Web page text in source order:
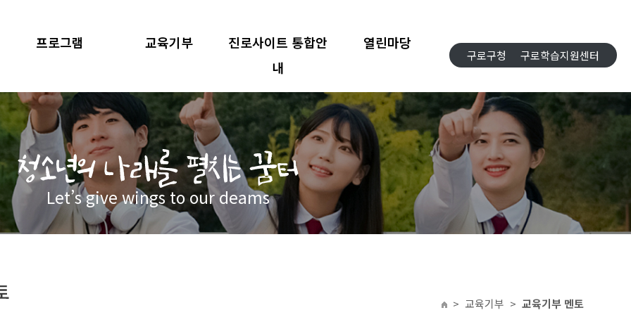
프로그램 교육기부
진로사이트 통합안
내
열린마당
구로구청 구로학습지원센터
Let’s give wings to our deams
> 교육기부 > 교육기부 멘토